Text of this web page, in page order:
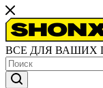
ВСЕ ДЛЯ ВАШИХ